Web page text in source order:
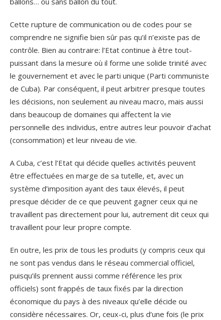
Cette rupture de communication ou de codes pour se
comprendre ne signifie bien sûr pas qu’il n’existe pas de
contrôle. Bien au contraire: l’Etat continue à être tout-
puissant dans la mesure où il forme une solide trinité avec
le gouvernement et avec le parti unique (Parti communiste
de Cuba). Par conséquent, il peut arbitrer presque toutes
les décisions, non seulement au niveau macro, mais aussi
dans beaucoup de domaines qui affectent la vie
personnelle des individus, entre autres leur pouvoir d’achat
(consommation) et leur niveau de vie.
A Cuba, c’est l’Etat qui décide quelles activités peuvent
être effectuées en marge de sa tutelle, et, avec un
système d’imposition ayant des taux élevés, il peut
presque décider de ce que peuvent gagner ceux qui ne
travaillent pas directement pour lui, autrement dit ceux qui
travaillent pour leur propre compte.
En outre, les prix de tous les produits (y compris ceux qui
ne sont pas vendus dans le réseau commercial officiel,
puisqu’ils prennent aussi comme référence les prix
officiels) sont frappés de taux fixés par la direction
économique du pays à des niveaux qu’elle décide ou
considère nécessaires. Or, ceux-ci, plus d’une fois (le prix